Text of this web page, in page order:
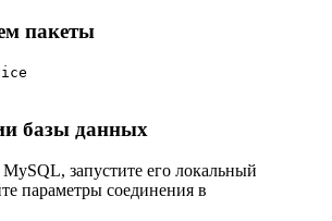
пакеты
базы данных
запустите его локальный
параметры соединения в